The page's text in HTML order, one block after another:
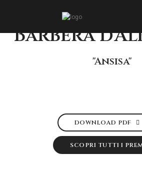
Barbera
"Ansisa"
DOWNLOAD PDF
SCOPRI TUTTI I